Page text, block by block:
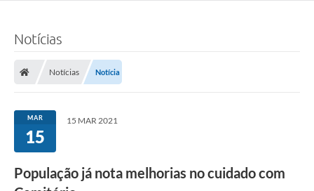
Notícias
Notícias Notícia
MAR
15
15 MAR 2021
População já nota melhorias no cuidado com